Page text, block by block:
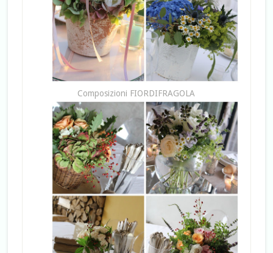
Composizioni FIORDIFRAGOLA